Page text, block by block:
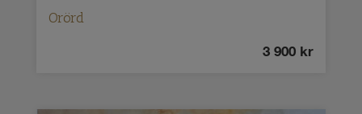
Orörd
3 900 kr